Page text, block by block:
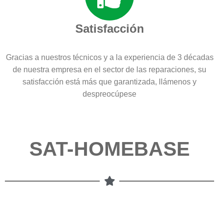
Satisfacción
Gracias a nuestros técnicos y a la experiencia de 3 décadas
de nuestra empresa en el sector de las reparaciones, su
satisfacción está más que garantizada, llámenos y
despreocúpese
SAT-HOMEBASE